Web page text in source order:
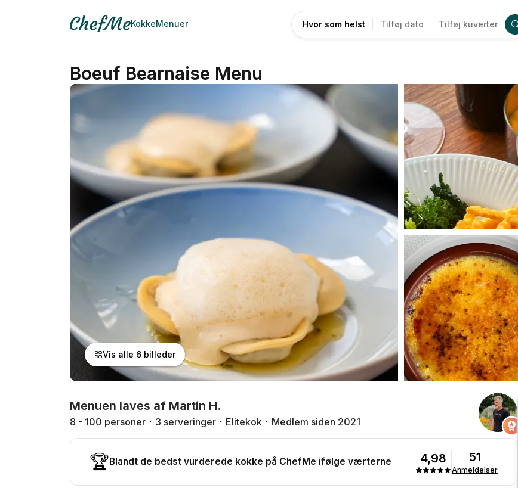
KokkeMenuer Hvor som helst Tilføj dato Tilføj kuverter
Boeuf Bearnaise Menu
Vis alle 6 billeder
Menuen laves af Martin H.
8 - 100 personer 3 serveringer Elitekok Medlem siden 2021
🏆Blandt de bedst vurderede kokke på ChefMe ifølge værterne 4,98 51
Anmeldelser